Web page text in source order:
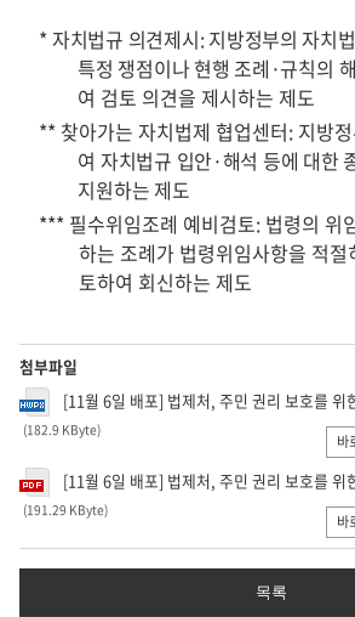
*자치법규 의견제시:지방정부의 자치
특정 쟁점이나 현행 조례·규칙의
여 검토 의견을 제시하는 제도
** 찾아가는 자치법제 협업센터: 지방
여 자치법규 입안·해석 등에 대한
지원하는 제도
*** 필수위임조례 예비검토: 법령의 위
하는 조례가 법령위임사항을 적절
토하여 회신하는 제도
첨부파일
[11월 6일 배포] 법제처, 주민 권리 보호를 위
(182.9 KByte)
바
[11월 6일 배포] 법제처, 주민 권리 보호를 위
(191.29 KByte)
바
목록